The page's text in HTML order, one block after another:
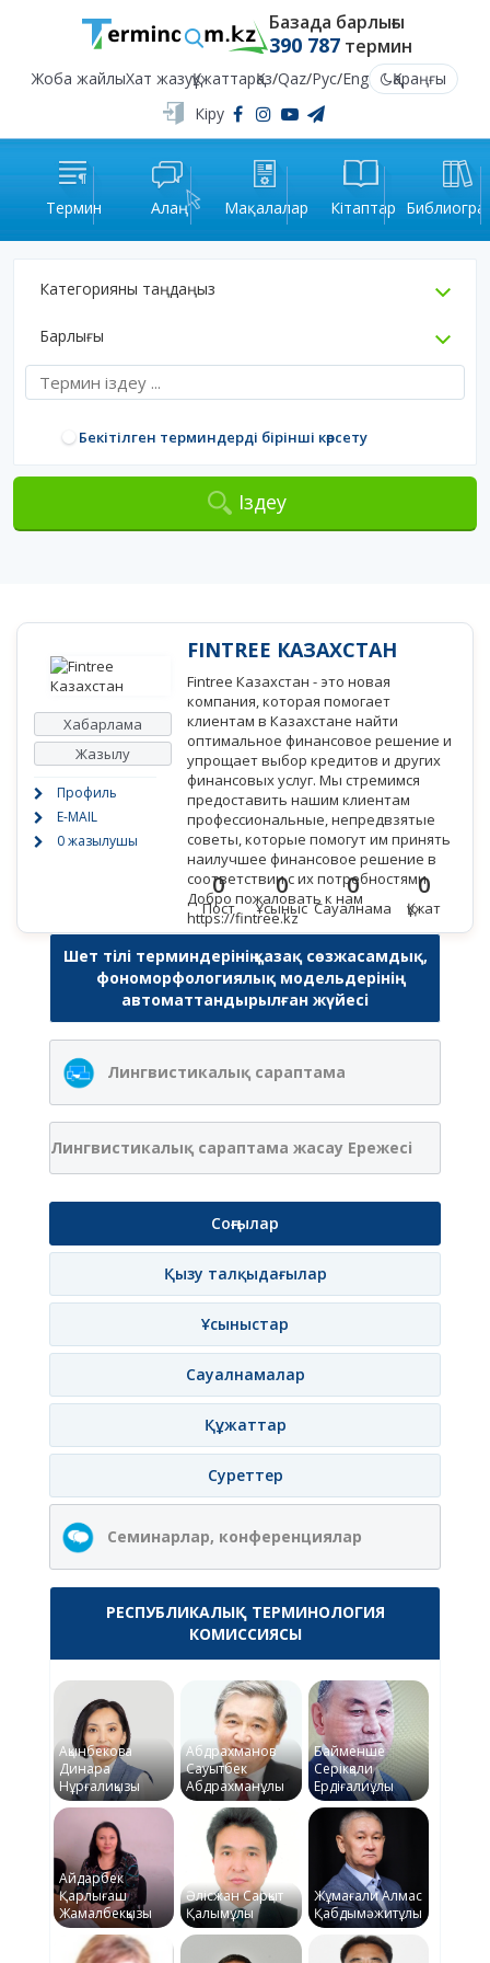
Базада барлығы
390 787термин
Жоба жайлыХат жазуҚұжаттарҚаз/Qaz/Рус/Eng
Қараңғы
Кіру
Термин Алаң Мақалалар Кітаптар
Категорияны таңдаңыз
Барлығы
Бекітілген терминдерді бірінші көрсету
Іздеу
Хабарлама
Жазылу
Профиль
E-MAIL
0 жазылушы
FINTREE КАЗАХСТАН
Fintree Казахстан - это новая
компания, которая помогает
клиентам в Казахстане найти
оптимальное финансовое решение и
упрощает выбор кредитов и других
финансовых услуг. Мы стремимся
предоставить нашим клиентам
профессиональные, непредвзятые
советы, которые помогут им принять
наилучшее финансовое решение в
соответствии с их потребностями.
Добро пожаловать к нам
https://fintree.kz
0
Пост
0
Ұсыныс
0
Сауалнама
0
Құжат
Шет тілі терминдерінің қазақ сөзжасамдық,
фономорфологиялық модельдерінің
автоматтандырылған жүйесі
Лингвистикалық сараптама
Лингвистикалық сараптама жасау Ережесі
Соңғылар
Қызу талқыдағылар
Ұсыныстар
Сауалнамалар
Құжаттар
Суреттер
Семинарлар, конференциялар
РЕСПУБЛИКАЛЫҚ ТЕРМИНОЛОГИЯ
КОМИССИЯСЫ
Ақынбекова
Динара
Нұрғалиқызы
Абдрахманов
Сауытбек
Абдрахманұлы
Байменше
Серікқали
Ердіғалиұлы
Айдарбек
Қарлығаш
Жамалбекқызы
Әлісжан Сарқыт
Қалымұлы
Жұмағали Алмас
Қабдымәжитұлы